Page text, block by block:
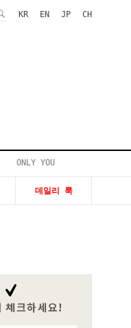
KR EN JP CH
ONLY YOU
데일리 룩